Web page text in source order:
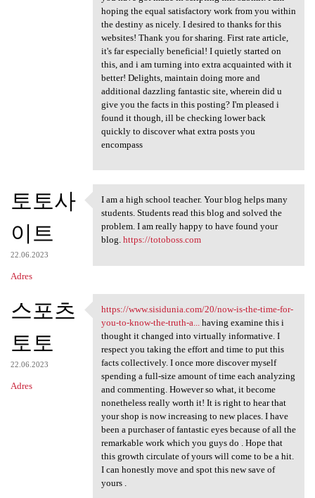
hoping the equal satisfactory work from you within
the destiny as nicely. I desired to thanks for this
websites! Thank you for sharing. First rate article,
it's far especially beneficial! I quietly started on
this, and i am turning into extra acquainted with it
better! Delights, maintain doing more and
additional dazzling fantastic site, wherein did u
give you the facts in this posting? I'm pleased i
found it though, ill be checking lower back
quickly to discover what extra posts you
encompass
토토사
이트
22.06.2023
Adres
I am a high school teacher.
I am a high school teacher. Your blog helps many
students. Students read this blog and solved the
problem. I am really happy to have found your
blog. https://totoboss.com
스포츠
토토
22.06.2023
Adres
https://www.sisidunia.com/20
https://www.sisidunia.com/20/now-is-the-time-for-
you-to-know-the-truth-a...
having examine this i
thought it changed into virtually informative. I
respect you taking the effort and time to put this
facts collectively. I once more discover myself
spending a full-size amount of time each analyzing
and commenting. However so what, it become
nonetheless really worth it! It is right to hear that
your shop is now increasing to new places. I have
been a purchaser of fantastic eyes because of all the
remarkable work which you guys do . Hope that
this growth circulate of yours will come to be a hit.
I can honestly move and spot this new save of
yours .